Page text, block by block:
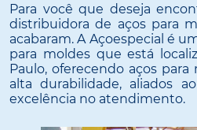
Para você que deseja
distribuidora de aços para
acabaram. A Açoespecial é
para moldes que está
Paulo, oferecendo aços
alta durabilidade, aliados
excelência no atendimento.